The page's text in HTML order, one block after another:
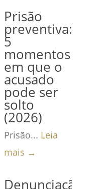
Prisão
preventiva:
5
momentos
em que o
acusado
pode ser
solto
(2026)
Prisão... Leia
mais →
Denunciação